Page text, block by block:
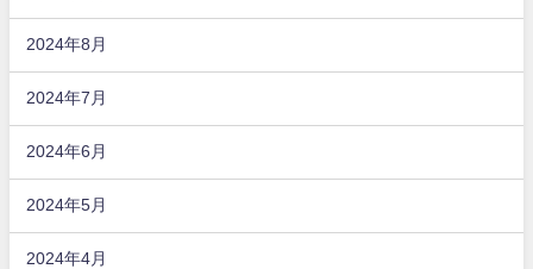
2024年8月
2024年7月
2024年6月
2024年5月
2024年4月